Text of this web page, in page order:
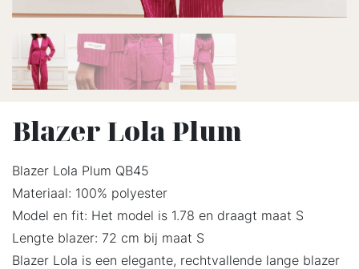
Blazer Lola Plum
Blazer Lola Plum QB45
Materiaal: 100% polyester
Model en fit: Het model is 1.78 en draagt maat S
Lengte blazer: 72 cm bij maat S
Blazer Lola is een elegante, rechtvallende lange blazer